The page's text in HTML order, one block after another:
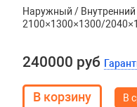
Наружный /
2100×1300×1300/
240000 руб
В